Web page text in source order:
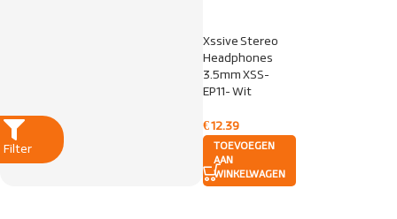
Xssive Stereo
Headphones
3.5mm XSS-
EP11- Wit
€12.39
TOEVOEGEN
AAN
WINKELWAGEN
Filter